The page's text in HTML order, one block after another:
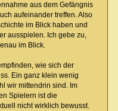
aus dem Gefängnis
aufeinander treffen. Also
im Blick haben und
ausspielen. Ich gebe zu,
im Blick.
wie sich der
Ein ganz klein wenig
wir mittendrin sind. Im
Spielern ist die
nicht wirklich bewusst.